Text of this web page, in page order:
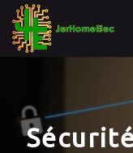
Panneau de gestion